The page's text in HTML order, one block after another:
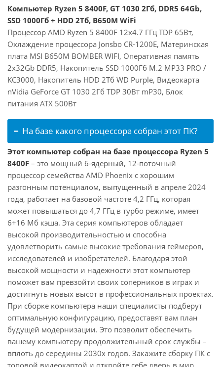
Компьютер Ryzen 5 8400F, GT 1030 2Гб, DDR5 64Gb,
SSD 1000Гб + HDD 2Тб, B650M WiFi
Процессор AMD Ryzen 5 8400F 12x4.7 ГГц TDP 65Вт,
Охлаждение процессора Jonsbo CR-1200E, Материнская
плата MSI B650M BOMBER WIFI, Оперативная память
2x32Gb DDR5, Накопитель SSD 1000Гб M.2 MP33 PRO /
KC3000, Накопитель HDD 2Тб WD Purple, Видеокарта
nVidia GeForce GT 1030 2Гб TDP 30Вт mP30, Блок
питания ATX 500Вт
На базе какого процессора собран этот ПК?
Этот компьютер собран на базе процессора Ryzen 5
8400F – это мощный 6-ядерный, 12-поточный
процессор семейства AMD Phoenix с хорошим
разгонным потенциалом, выпущенный в апреле 2024
года, работает на базовой частоте 4,2 ГГц, которая
может повышаться до 4,7 ГГц в турбо режиме, имеет
6+16 Мб кэша. Эта серия компьютеров обладает
высокой производительностью и способна
удовлетворить самые высокие требования геймеров,
исследователей и изобретателей. Благодаря этой
высокой мощности и надежности этот компьютер
поможет вам превзойти своих соперников в играх и
достигнуть новых высот в профессиональных проектах.
При сборке компьютера наши специалисты подберут
оптимальную конфигурацию, предоставят вам план
будущей модернизации. Это позволит обеспечить
вашему компьютеру продолжительный срок службы –
вплоть до середины 2030х годов. Закажите сборку ПК с
топовой видеокартой и откройте себе дверь в мир